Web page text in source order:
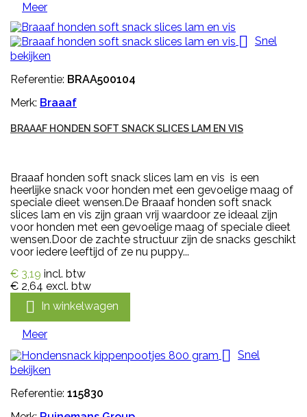
Meer
 Snel
bekijken
Referentie: BRAA500104
Merk: Braaaf
BRAAAF HONDEN SOFT SNACK SLICES LAM EN VIS
Braaaf honden soft snack slices lam en vis is een
heerlijke snack voor honden met een gevoelige maag of
speciale dieet wensen.De Braaaf honden soft snack
slices lam en vis zijn graan vrij waardoor ze ideaal zijn
voor honden met een gevoelige maag of speciale dieet
wensen.Door de zachte structuur zijn de snacks geschikt
voor iedere leeftijd of ze nu puppy...
€ 3,19 incl. btw
€ 2,64 excl. btw
 In winkelwagen
Meer
 Snel
bekijken
Referentie: 115830